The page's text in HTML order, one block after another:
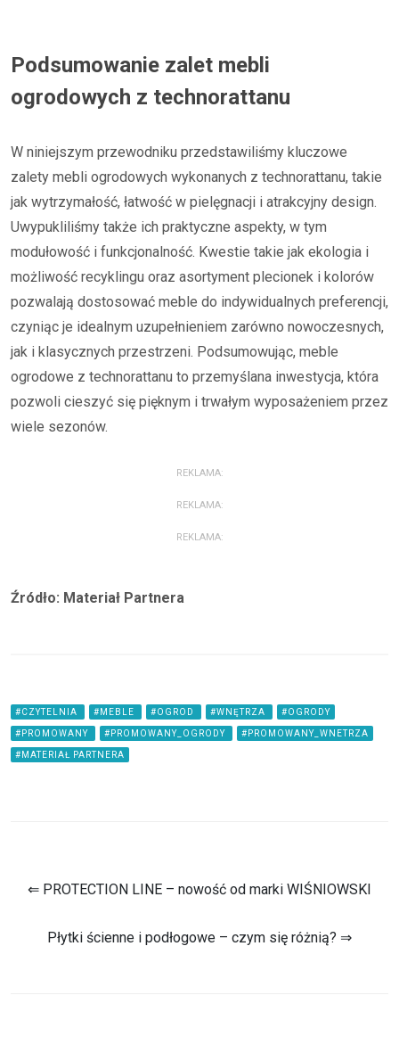
Podsumowanie zalet mebli
ogrodowych z technorattanu
W niniejszym przewodniku przedstawiliśmy kluczowe
zalety mebli ogrodowych wykonanych z technorattanu, takie
jak wytrzymałość, łatwość w pielęgnacji i atrakcyjny design.
Uwypukliliśmy także ich praktyczne aspekty, w tym
modułowość i funkcjonalność. Kwestie takie jak ekologia i
możliwość recyklingu oraz asortyment plecionek i kolorów
pozwalają dostosować meble do indywidualnych preferencji,
czyniąc je idealnym uzupełnieniem zarówno nowoczesnych,
jak i klasycznych przestrzeni. Podsumowując, meble
ogrodowe z technorattanu to przemyślana inwestycja, która
pozwoli cieszyć się pięknym i trwałym wyposażeniem przez
wiele sezonów.
REKLAMA:
REKLAMA:
REKLAMA:
Źródło: Materiał Partnera
#CZYTELNIA #MEBLE #OGROD #WNĘTRZA #OGRODY
#PROMOWANY #PROMOWANY_OGRODY #PROMOWANY_WNETRZA
#MATERIAŁ PARTNERA
⇐ PROTECTION LINE – nowość od marki WIŚNIOWSKI
Płytki ścienne i podłogowe – czym się różnią? ⇒